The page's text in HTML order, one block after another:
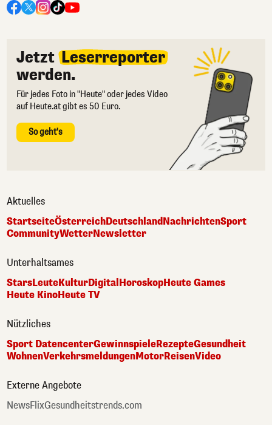
Jetzt Leserreporter
werden.
Für jedes Foto in "Heute" oder jedes Video
auf Heute.at gibt es 50 Euro.
So geht's
Aktuelles
StartseiteÖsterreichDeutschlandNachrichtenSport
CommunityWetterNewsletter
Unterhaltsames
StarsLeuteKulturDigital HoroskopHeute Games
Heute KinoHeute TV
Nützliches
Sport DatencenterGewinnspieleRezepteGesundheit
WohnenVerkehrsmeldungenMotorReisenVideo
Externe Angebote
NewsFlixGesundheitstrends.com